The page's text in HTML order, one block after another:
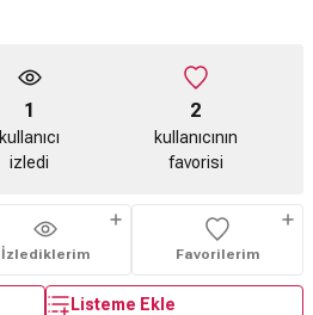
1
kullanıcı
izledi
2
kullanıcının
favorisi
İzlediklerim Favorilerim
Listeme Ekle